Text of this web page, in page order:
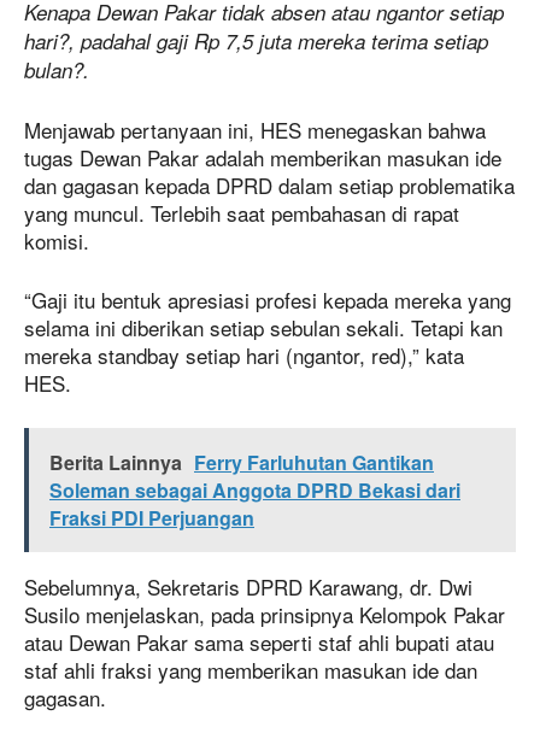
Kenapa Dewan Pakar tidak absen atau ngantor setiap
hari?, padahal gaji Rp 7,5 juta mereka terima setiap
bulan?.
Menjawab pertanyaan ini, HES menegaskan bahwa
tugas Dewan Pakar adalah memberikan masukan ide
dan gagasan kepada DPRD dalam setiap problematika
yang muncul. Terlebih saat pembahasan di rapat
komisi.
“Gaji itu bentuk apresiasi profesi kepada mereka yang
selama ini diberikan setiap sebulan sekali. Tetapi kan
mereka standbay setiap hari (ngantor, red),” kata
HES.
Berita Lainnya Ferry Farluhutan Gantikan
Soleman sebagai Anggota DPRD Bekasi dari
Fraksi PDI Perjuangan
Sebelumnya, Sekretaris DPRD Karawang, dr. Dwi
Susilo menjelaskan, pada prinsipnya Kelompok Pakar
atau Dewan Pakar sama seperti staf ahli bupati atau
staf ahli fraksi yang memberikan masukan ide dan
gagasan.